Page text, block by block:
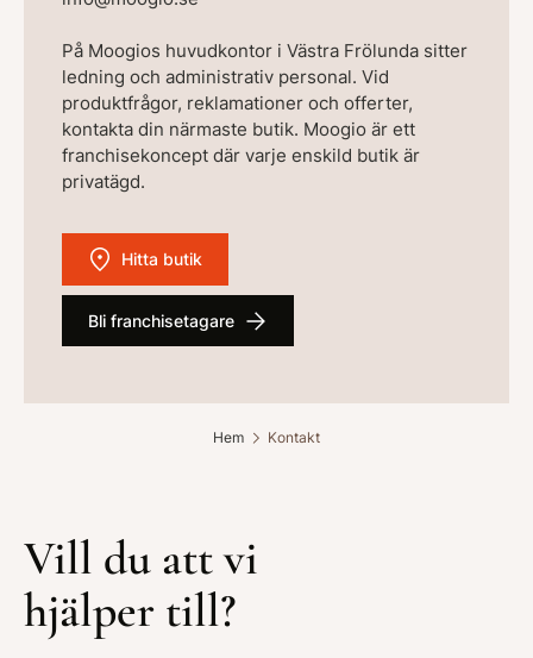
På Moogios huvudkontor i Västra Frölunda sitter
ledning och administrativ personal. Vid
produktfrågor, reklamationer och offerter,
kontakta din närmaste butik. Moogio är ett
franchisekoncept där varje enskild butik är
privatägd.
Hitta butik
Bli franchisetagare
Hem Kontakt
Vill du att vi
hjälper till?